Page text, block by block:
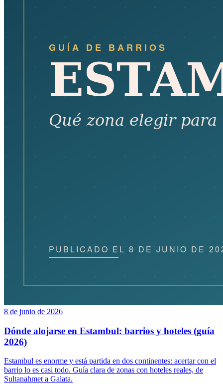
8 de junio de 2026
Dónde alojarse en Estambul: barrios y hoteles (guía
2026)
Estambul es enorme y está partida en dos continentes: acertar con el
barrio lo es casi todo. Guía clara de zonas con hoteles reales, de
Sultanahmet a Galata.